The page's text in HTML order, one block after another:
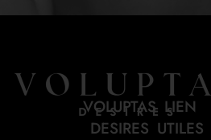
VOLUPTAS
DESIRES
LIEN
UTILES